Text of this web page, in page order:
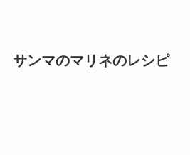
サンマのマリネのレシピ